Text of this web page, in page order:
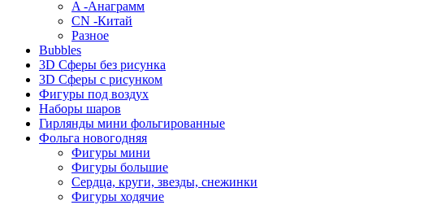
A -Анаграмм
CN -Китай
Разное
Bubbles
3D Сферы без рисунка
3D Сферы с рисунком
Фигуры под воздух
Наборы шаров
Гирлянды мини фольгированные
Фольга новогодняя
Фигуры мини
Фигуры большие
Сердца, круги, звезды, снежинки
Фигуры ходячие